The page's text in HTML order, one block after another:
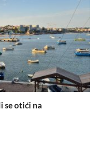
se otići na